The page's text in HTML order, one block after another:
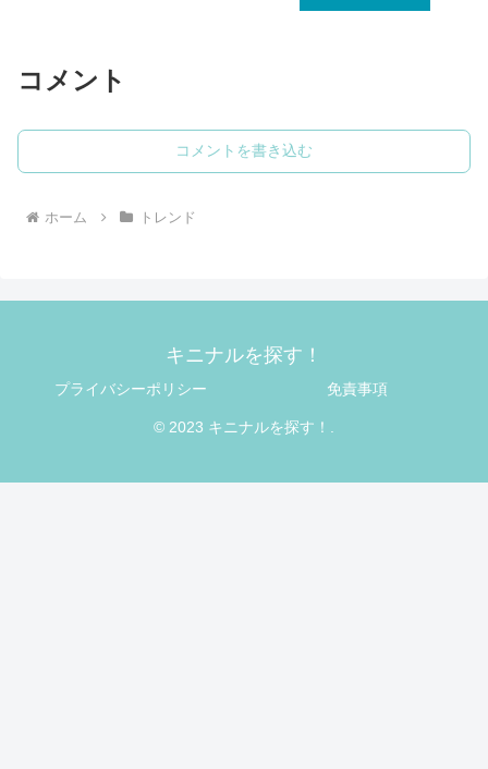
コメント
コメントを書き込む
ホーム トレンド
キニナルを探す！
プライバシーポリシー 免責事項
© 2023 キニナルを探す！.